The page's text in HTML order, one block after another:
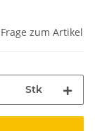
Frage zum Artikel
Stk